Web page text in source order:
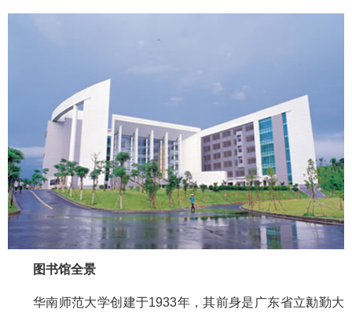
图书馆全景
华南师范大学创建于1933年，其前身是广东省立勷勤大